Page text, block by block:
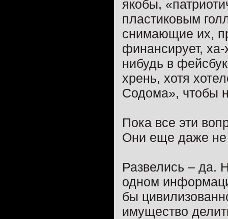
якобы,
пластиковым
снимающие их,
финансирует,
нибудь в
хрень, хотя
Содома», чтобы
Пока все эти
Они еще даже
Развелись – да.
одном
бы
имущество